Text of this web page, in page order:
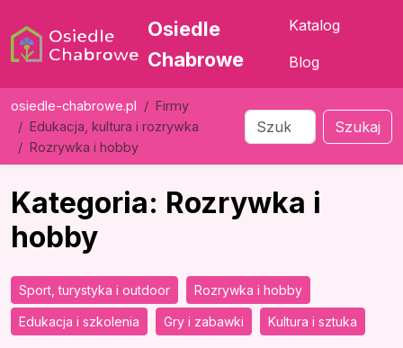
Osiedle
Chabrowe
Katalog
Blog
osiedle-chabrowe.pl
Firmy
Edukacja, kultura i rozrywka
Rozrywka i hobby
Szukaj
Kategoria: Rozrywka i
hobby
Sport, turystyka i outdoor Rozrywka i hobby
Edukacja i szkolenia Gry i zabawki Kultura i sztuka